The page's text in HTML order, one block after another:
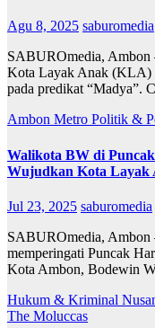
Agu 8, 2025 saburomedia
SABUROmedia,
Kota Layak Anak (KLA)
pada predikat “Madya”.
Ambon Metro Politik &
Walikota BW di
Wujudkan Kota Layak
Jul 23, 2025 saburomedia
SABUROmedia,
memperingati Puncak
Kota Ambon, Bodewin
Hukum & Kriminal
The Moluccas